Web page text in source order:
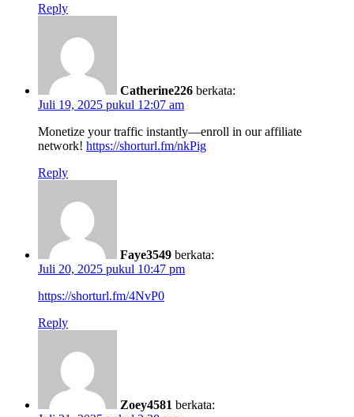
Reply
Catherine226 berkata:
Juli 19, 2025 pukul 12:07 am
Monetize your traffic instantly—enroll in our affiliate
network! https://shorturl.fm/nkPig
Reply
Faye3549 berkata:
Juli 20, 2025 pukul 10:47 pm
https://shorturl.fm/4NvP0
Reply
Zoey4581 berkata: